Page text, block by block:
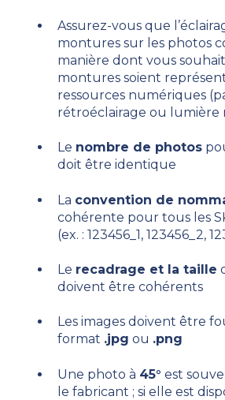
Assurez-vous que
montures sur les photos
manière dont vous
montures soient
ressources numériques
rétroéclairage ou lumière
Le nombre de photos
doit être identique
La convention de
cohérente pour tous les
(ex. : 123456_1, 123456_2,
Le recadrage et la taille
doivent être cohérents
Les images doivent être
format .jpg ou .png
Une photo à 45° est
le fabricant ; si elle est